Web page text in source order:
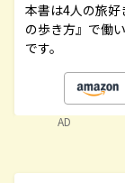
本書は4人の旅好
の歩き方』で働
です。
AD